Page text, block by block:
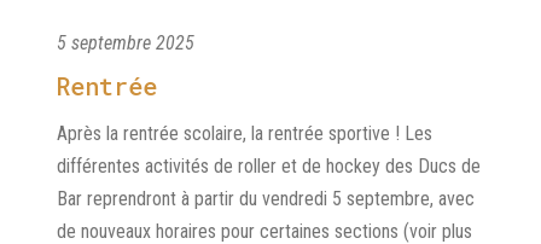
5 septembre 2025
Rentrée
Après la rentrée scolaire, la rentrée sportive ! Les
différentes activités de roller et de hockey des Ducs de
Bar reprendront à partir du vendredi 5 septembre, avec
de nouveaux horaires pour certaines sections (voir plus